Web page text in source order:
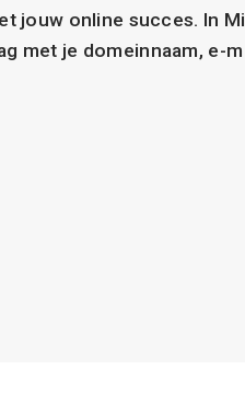
jouw online succes. In Mi
met je domeinnaam, e-m